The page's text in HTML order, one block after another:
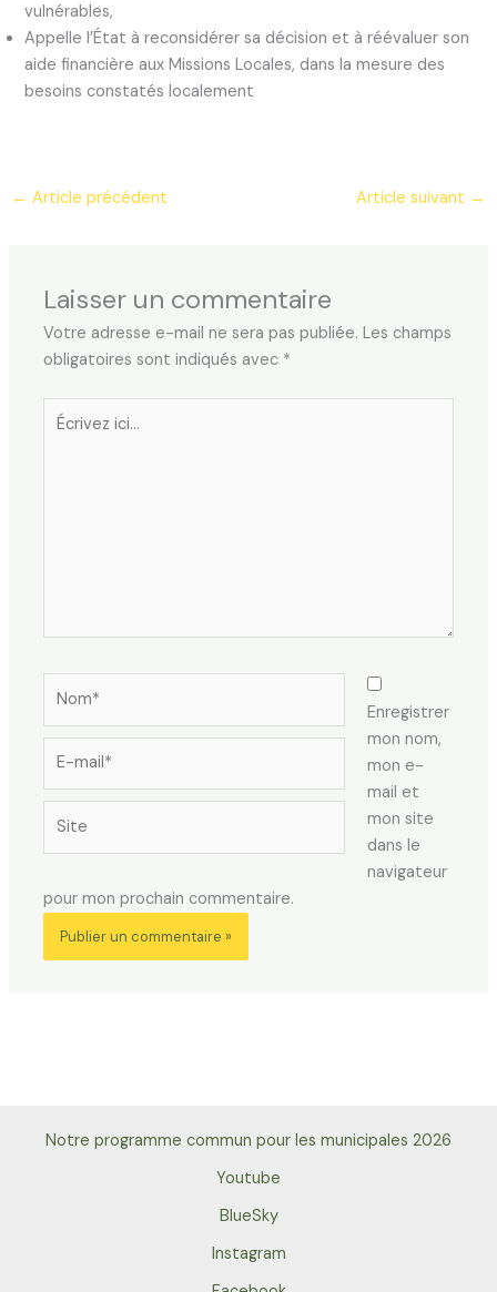
vulnérables,
Appelle l’État à reconsidérer sa décision et à réévaluer son
aide financière aux Missions Locales, dans la mesure des
besoins constatés localement
← Article précédent Article suivant →
Laisser un commentaire
Votre adresse e-mail ne sera pas publiée. Les champs
obligatoires sont indiqués avec *
Écrivez
ici…
Enregistrer
mon nom,
mon e-
mail et
mon site
dans le
navigateur
pour mon prochain commentaire.
Notre programme commun pour les municipales 2026
Youtube
BlueSky
Instagram